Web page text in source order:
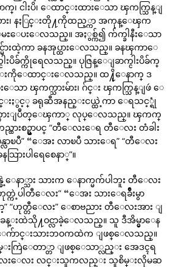
ာက္၊ ငါးပိ၊ ေထာင္းထားေသာ ၾကက္သြန္ျ
ား၊ နႏြင္းတို႔ကိုထည့္ကာ အကုန္ေၾက
ႊေပးေလသည္။ အႏွစ္က်၍ က်က္ခါနီးေသာ
င္မ်ားထဲ့ကာ ခနအုပ္ထားေလသည္။ ခနၾကာေ
းပိခ်က္ကိုရေလသည္။ ပုဇြန္ေျခာက္ငါးပိခ်က္
မ္းကိုေထာင္းေလသည္။ ထ႔ိုေနာက္ ဒ
သာ ၾကက္သားမ်ား၊ ဂ်င္း ၾကက္သြန္ျဖဴ ေ
ြင္းႏွင့္ ခရုဆီအနည္းငယ္ထဲ့ကာ ေရသင့္ရုံ
သားျပဳတ္ေၾကာ္ လုပ္ေလသည္။ ၾကက္
းစဥ္မွာပင္ “တီေလးေရ တီေလး တံခါး
န္လာၿပီ” “ေအး လာၿပီ သားေရ” “တီေလး
ြားပါရေစေနာ္”။
ေနာ္သား သားက ေနာက္မက်ပါဘူး တီေလး
ကဲ့ပါတီေလး” “ေအး သားေရခ်ိဳးမွာ
ာ့” “ဟုတ္တီေလး” ေစာဗညား တီေလးအား ျ
န္းထဲသို႔ဝင္လာခဲ့ေလသည္။ သူ ဒီအိမ္မွာေန
ေက်ာင္းသားဘဝကထဲက ျဖစ္ေလသည္။
မ္းကြဲေတာ္တာ ျဖစ္ေသာ္လည္း အေဒၚရ
လးေလး လင္းသူကလည္း သူစိမ္းလိုမဆ